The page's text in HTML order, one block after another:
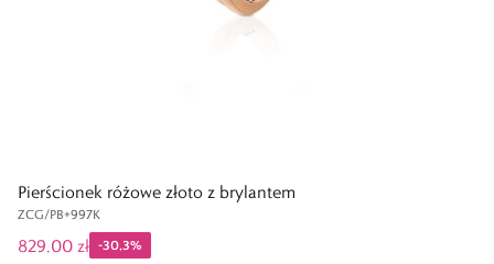
Pierścionek różowe złoto z brylantem
ZCG/PB+997K
829,00 zł -30,3%